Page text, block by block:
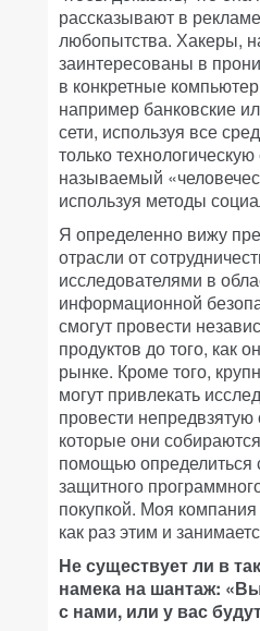
рассказывают в
любопытства. Хакеры,
заинтересованы в
в конкретные
например банковские
сети, используя все
только
называемый
используя методы
Я определенно вижу
отрасли от
исследователями в
информационной
смогут провести
продуктов до того, как
рынке. Кроме того,
могут привлекать
провести непредвзятую
которые они
помощью определиться
защитного
покупкой. Моя
как раз этим и
Не существует ли в
намека на шантаж:
с нами, или у вас